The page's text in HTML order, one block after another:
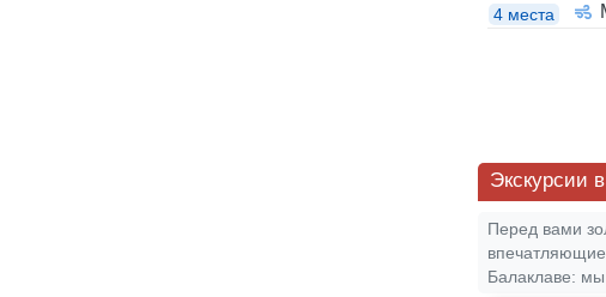
4 места
Экскурсии
Перед вами
Балаклаве: